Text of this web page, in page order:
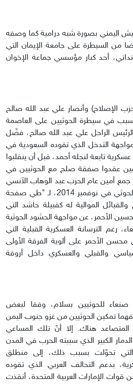
اليمني بصورة شبه درامية كما وصفه
من السيطرة على جامعة الإيمان التي
أحد كبار مؤسسي جماعة الإخوان
الإصلاح) وأنصار علي عبد الله صالح
في سيطرة الحوثيين على العاصمة
الراحل علي عبد الله صالح، فضّل
التدخل الذي تقوده السعودية في
تابعة لنجله أحمد، قبل أن ينقلبوا
عقدوا صفقة صلح مع الحوثيين في
أمين عام الحزب عبد الوهاب الآنسي
وزعيم الحوثيين عبد الملك الحوثي في نوفمبر 2014، لـ "طي صفحة
الموالية له كقبيلة حاشد التي
حسين الأحمر، عن مواجهة الحشود الحوثية
رغم الترسانة العسكرية القبلية التي
الأحمر على ألوية الفرقة الأولى
والقبلي والعسكري داخل أروقة
صنعاء للحوثيين بسلام، وفقا لبعض
تمكين الحوثيين من غزو جنوب اليمن
المتصاعد هناك. إلا أنّ تلك المساعي
الكبير الذي سببته الحرب في المدن
تحوّلت بسبب ذلك، إلى منطلق
بدعم التحالف العربي الذي تقوده
قوات الإمارات العربية المتحدة، أنقذت